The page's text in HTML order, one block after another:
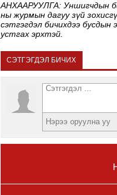
АНХААРУУЛГА: Уншигчдын
ны журмын дагуу зүй
сэтгэгдэл бичихдээ бусдын
устгах эрхтэй.
СЭТГЭГДЭЛ БИЧИХ